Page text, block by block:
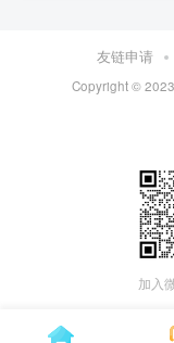
友链申请
Copyright © 2023
加入